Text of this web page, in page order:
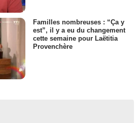
Familles nombreuses : “Ça y
est”, il y a eu du changement
cette semaine pour Laëtitia
Provenchère